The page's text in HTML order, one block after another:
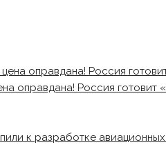
оправдана! Россия готовит